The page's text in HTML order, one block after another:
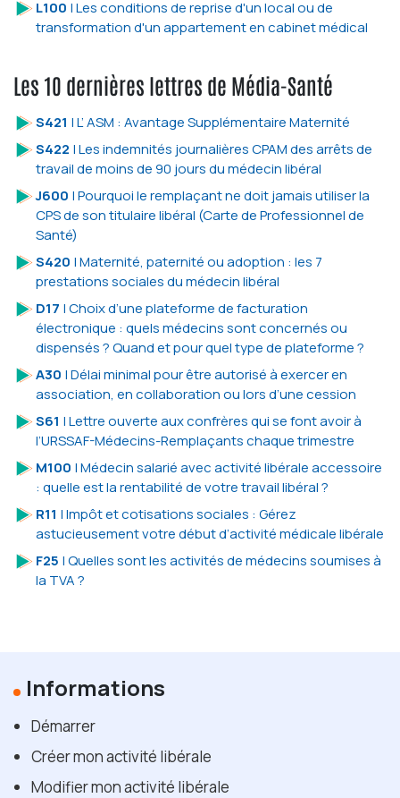
L100 | Les conditions de reprise d'un local ou de
transformation d'un appartement en cabinet médical
Les 10 dernières lettres de Média-Santé
S421 | L’ ASM : Avantage Supplémentaire Maternité
S422 | Les indemnités journalières CPAM des arrêts de
travail de moins de 90 jours du médecin libéral
J600 | Pourquoi le remplaçant ne doit jamais utiliser la
CPS de son titulaire libéral (Carte de Professionnel de
Santé)
S420 | Maternité, paternité ou adoption : les 7
prestations sociales du médecin libéral
D17 | Choix d’une plateforme de facturation
électronique : quels médecins sont concernés ou
dispensés ? Quand et pour quel type de plateforme ?
A30 | Délai minimal pour être autorisé à exercer en
association, en collaboration ou lors d’une cession
S61 | Lettre ouverte aux confrères qui se font avoir à
l’URSSAF-Médecins-Remplaçants chaque trimestre
M100 | Médecin salarié avec activité libérale accessoire
: quelle est la rentabilité de votre travail libéral ?
R11 | Impôt et cotisations sociales : Gérez
astucieusement votre début d’activité médicale libérale
F25 | Quelles sont les activités de médecins soumises à
la TVA ?
Informations
Démarrer
Créer mon activité libérale
Modifier mon activité libérale